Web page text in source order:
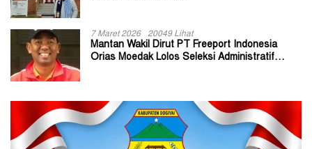
7 Maret 2026 20049 Lihat
Mantan Wakil Dirut PT Freeport Indonesia
Orias Moedak Lolos Seleksi Administratif